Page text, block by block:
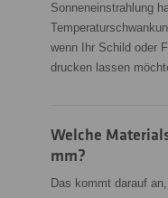
Sonneneinstrahlung
wenn Ihr Schild oder
drucken lassen
Welche
mm?
Das kommt darauf